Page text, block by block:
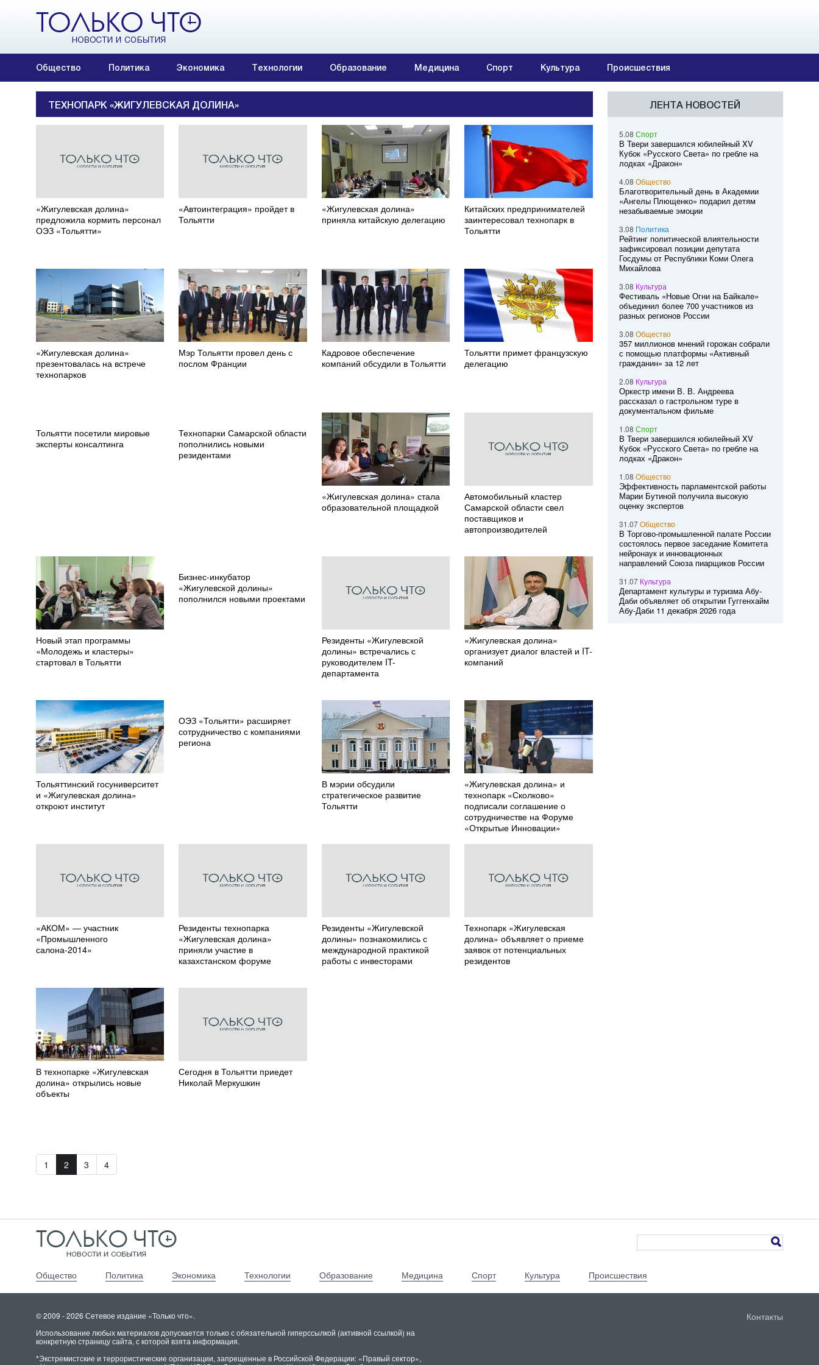
Общество Политика Экономика Технологии Образование Медицина Спорт Культура Происшествия
ТЕХНОПАРК «ЖИГУЛЕВСКАЯ ДОЛИНА»
«Жигулевская долина»
предложила кормить персонал
ОЭЗ «Тольятти»
«Автоинтеграция» пройдет в
Тольятти
«Жигулевская долина»
приняла китайскую делегацию
Китайских предпринимателей
заинтересовал технопарк в
Тольятти
«Жигулевская долина»
презентовалась на встрече
технопарков
Мэр Тольятти провел день с
послом Франции
Кадровое обеспечение
компаний обсудили в Тольятти
Тольятти примет французскую
делегацию
Тольятти посетили мировые
эксперты консалтинга
Технопарки Самарской области
пополнились новыми
резидентами
«Жигулевская долина» стала
образовательной площадкой
Автомобильный кластер
Самарской области свел
поставщиков и
автопроизводителей
Новый этап программы
«Молодежь и кластеры»
стартовал в Тольятти
Бизнес-инкубатор
«Жигулевской долины»
пополнился новыми проектами
Резиденты «Жигулевской
долины» встречались с
руководителем IT-
департамента
«Жигулевская долина»
организует диалог властей и IT-
компаний
Тольяттинский госуниверситет
и «Жигулевская долина»
откроют институт
ОЭЗ «Тольятти» расширяет
сотрудничество с компаниями
региона
В мэрии обсудили
стратегическое развитие
Тольятти
«Жигулевская долина» и
технопарк «Сколково»
подписали соглашение о
сотрудничестве на Форуме
«Открытые Инновации»
«АКОМ» — участник
«Промышленного
салона-2014»
Резиденты технопарка
«Жигулевская долина»
приняли участие в
казахстанском форуме
Резиденты «Жигулевской
долины» познакомились с
международной практикой
работы с инвесторами
Технопарк «Жигулевская
долина» объявляет о приеме
заявок от потенциальных
резидентов
В технопарке «Жигулевская
долина» открылись новые
объекты
Сегодня в Тольятти приедет
Николай Меркушкин
1 2 3 4
ЛЕНТА НОВОСТЕЙ
5.08 Спорт
В Твери завершился юбилейный XV
Кубок «Русского Света» по гребле на
лодках «Дракон»
4.08 Общество
Благотворительный день в Академии
«Ангелы Плющенко» подарил детям
незабываемые эмоции
3.08 Политика
Рейтинг политической влиятельности
зафиксировал позиции депутата
Госдумы от Республики Коми Олега
Михайлова
3.08 Культура
Фестиваль «Новые Огни на Байкале»
объединил более 700 участников из
разных регионов России
3.08 Общество
357 миллионов мнений горожан собрали
с помощью платформы «Активный
гражданин» за 12 лет
2.08 Культура
Оркестр имени В. В. Андреева
рассказал о гастрольном туре в
документальном фильме
1.08 Спорт
В Твери завершился юбилейный XV
Кубок «Русского Света» по гребле на
лодках «Дракон»
1.08 Общество
Эффективность парламентской работы
Марии Бутиной получила высокую
оценку экспертов
31.07Общество
В Торгово-промышленной палате России
состоялось первое заседание Комитета
нейронаук и инновационных
направлений Союза пиарщиков России
31.07 Культура
Департамент культуры и туризма Абу-
Даби объявляет об открытии Гуггенхайм
Абу-Даби 11 декабря 2026 года
Общество Политика Экономика Технологии Образование Медицина Спорт Культура Происшествия
© 2009 - 2026 Сетевое издание «Только что».
Использование любых материалов допускается только с обязательной гиперссылкой (активной ссылкой) на
конкретную страницу сайта, с которой взята информация.
*Экстремистские и террористические организации, запрещенные в Российской Федерации: «Правый сектор»,
Контакты